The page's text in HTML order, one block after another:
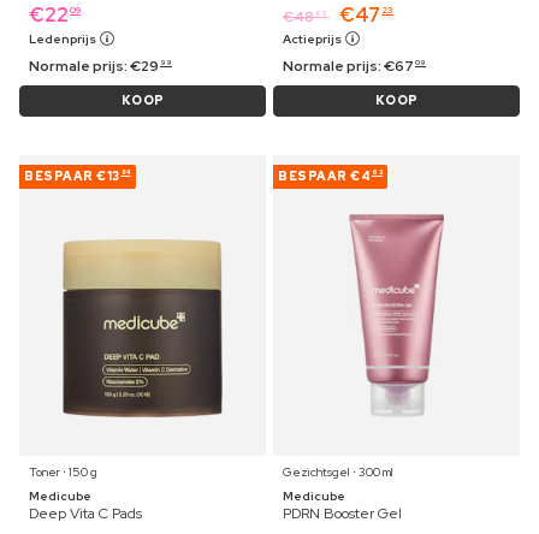
€22 09
Ledenprijs
Normale prijs:€29 99
KOOP
€48 69 €47 23
Actieprijs
Normale prijs:€67 09
KOOP
BESPAAR €13 84
Toner ⋅ 150 g
Medicube
Deep Vita C Pads
BESPAAR €4 63
Gezichtsgel ⋅ 300 ml
Medicube
PDRN Booster Gel